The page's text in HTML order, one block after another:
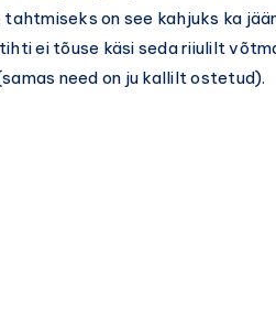
on see kahjuks ka
ei tõuse käsi seda riiulilt
need on ju kallilt ostetud).